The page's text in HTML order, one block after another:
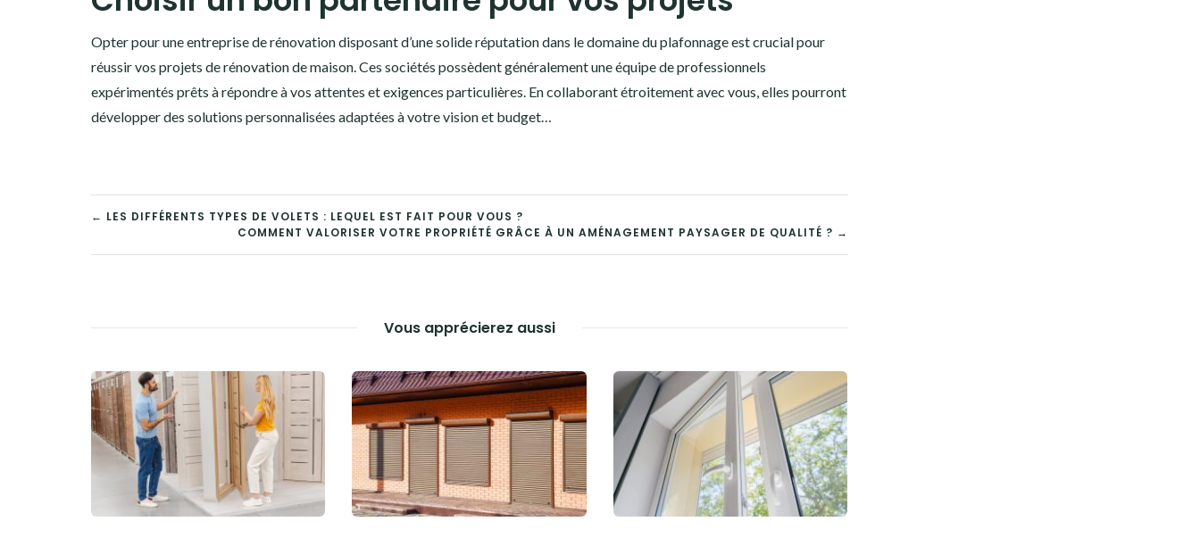
Opter pour une entreprise de rénovation disposant d’une solide réputation dans le domaine du plafonnage est crucial pour
réussir vos projets de rénovation de maison. Ces sociétés possèdent généralement une équipe de professionnels
expérimentés prêts à répondre à vos attentes et exigences particulières. En collaborant étroitement avec vous, elles pourront
développer des solutions personnalisées adaptées à votre vision et budget…
NAVIGATION
DE
← LES DIFFÉRENTS TYPES DE VOLETS : LEQUEL EST FAIT POUR VOUS ?
COMMENT VALORISER VOTRE PROPRIÉTÉ GRÂCE À UN AMÉNAGEMENT PAYSAGER DE QUALITÉ ? →
Vous apprécierez aussi